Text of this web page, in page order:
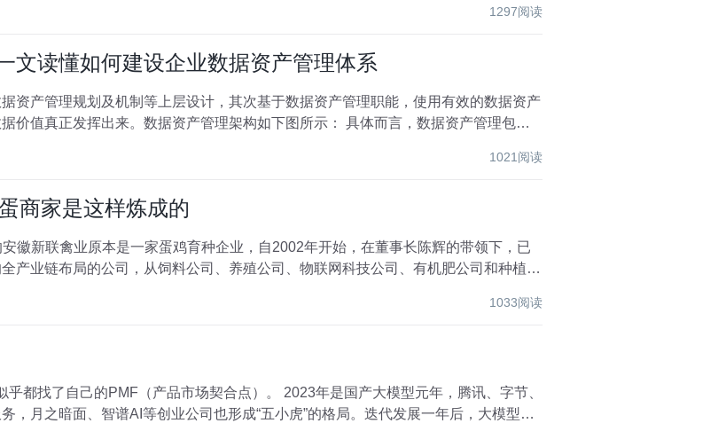
1297阅读
文读懂如何建设企业数据资产管理体系
资产管理规划及机制等上层设计，其次基于数据资产管理职能，使用有效的数据资产
出来。数据资产管理架构如下图所示： 具体而言，数据资产管理包括
1021阅读
商家是这样炼成的
徽新联禽业原本是一家蛋鸡育种企业，自2002年开始，在董事长陈辉的带领下，已
产业链布局的公司，从饲料公司、养殖公司、物联网科技公司、有机肥公司和种植合
1033阅读
都找了自己的PMF（产品市场契合点）。 2023年是国产大模型元年，腾讯、字节、
，月之暗面、智谱AI等创业公司也形成“五小虎”的格局。迭代发展一年后，大模型选